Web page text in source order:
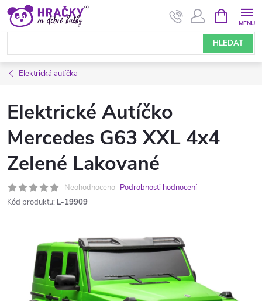
Přejít
obsah
HLEDAT
NÁKUPNÍ
KOŠÍK
Elektrická autíčka
Elektrické Autíčko
Mercedes G63 XXL 4x4
Zelené Lakované
Neohodnoceno Podrobnosti hodnocení
Kód produktu: L-19909